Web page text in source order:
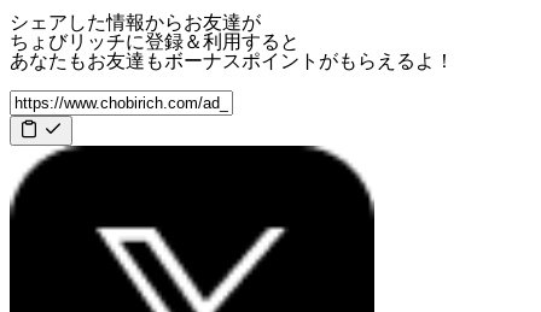
シェアした情報からお友達が
ちょびリッチに登録＆利用すると
あなたもお友達もボーナスポイント がもらえるよ！